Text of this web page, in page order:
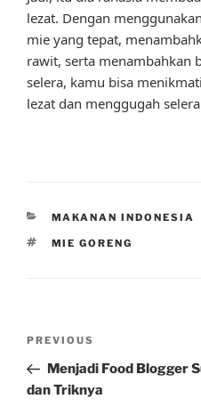
lezat. Dengan
mie yang tepat,
rawit, serta menambahkan
selera, kamu bisa
lezat dan menggugah
CATEGORIES
MAKANAN INDONESIA
TAGS
MIE GORENG
Previous
Post
PREVIOUS
Menjadi Food Blogger
dan Triknya